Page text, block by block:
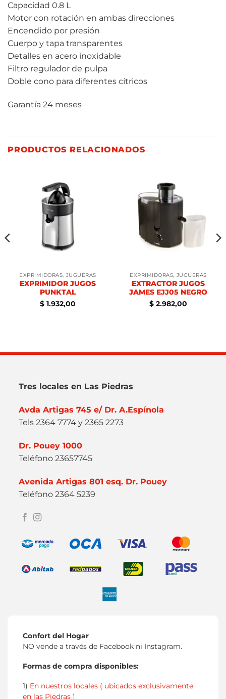
Capacidad 0.8 L
Motor con rotación en ambas direcciones
Encendido por presión
Cuerpo y tapa transparentes
Detalles en acero inoxidable
Filtro regulador de pulpa
Doble cono para diferentes cítricos
Garantía 24 meses
PRODUCTOS RELACIONADOS
EXPRIMIDORAS, JUGUERAS
EXPRIMIDOR JUGOS
PUNKTAL
$ 1.932,00
EXPRIMIDORAS, JUGUERAS
EXTRACTOR JUGOS
JAMES EJJ05 NEGRO
$ 2.982,00
Tres locales en Las Piedras
Avda Artigas 745 e/ Dr. A.Espínola
Tels 2364 7774 y 2365 2273
Dr. Pouey 1000
Teléfono 23657745
Avenida Artigas 801 esq. Dr. Pouey
Teléfono 2364 5239
Confort del Hogar
NO vende a través de Facebook ni Instagram.
Formas de compra disponibles:
1) En nuestros locales ( ubicados exclusivamente
en las Piedras )